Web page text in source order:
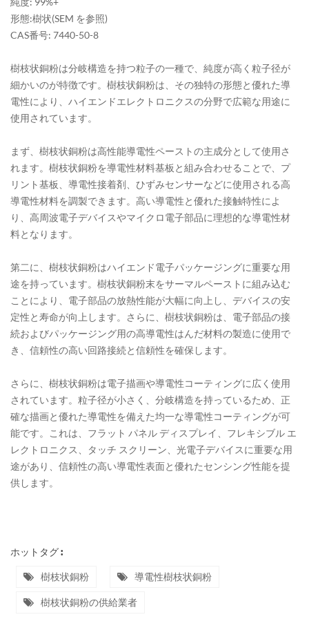
形態:樹状(SEM を参照)
CAS番号: 7440-50-8
樹枝状銅粉は分岐構造を持つ粒子の一種で、純度が高く粒子径が
細かいのが特徴です。樹枝状銅粉は、その独特の形態と優れた導
電性により、ハイエンドエレクトロニクスの分野で広範な用途に
使用されています。
まず、樹枝状銅粉は高性能導電性ペーストの主成分として使用さ
れます。樹枝状銅粉を導電性材料基板と組み合わせることで、プ
リント基板、導電性接着剤、ひずみセンサーなどに使用される高
導電性材料を調製できます。高い導電性と優れた接触特性によ
り、高周波電子デバイスやマイクロ電子部品に理想的な導電性材
料となります。
第二に、樹枝状銅粉はハイエンド電子パッケージングに重要な用
途を持っています。樹枝状銅粉末をサーマルペーストに組み込む
ことにより、電子部品の放熱性能が大幅に向上し、デバイスの安
定性と寿命が向上します。さらに、樹枝状銅粉は、電子部品の接
続およびパッケージング用の高導電性はんだ材料の製造に使用で
き、信頼性の高い回路接続と信頼性を確保します。
さらに、樹枝状銅粉は電子描画や導電性コーティングに広く使用
されています。粒子径が小さく、分岐構造を持っているため、正
確な描画と優れた導電性を備えた均一な導電性コーティングが可
能です。これは、フラット パネル ディスプレイ、フレキシブル エ
レクトロニクス、タッチ スクリーン、光電子デバイスに重要な用
途があり、信頼性の高い導電性表面と優れたセンシング性能を提
供します。
ホットタグ :
樹枝状銅粉 導電性樹枝状銅粉
樹枝状銅粉の供給業者